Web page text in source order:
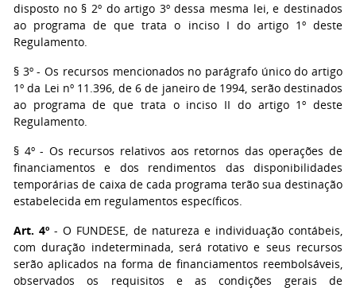
disposto no § 2º do artigo 3º dessa mesma lei, e destinados
ao programa de que trata o inciso I do artigo 1º deste
Regulamento.
§ 3º - Os recursos mencionados no parágrafo único do artigo
1º da Lei nº 11.396, de 6 de janeiro de 1994, serão destinados
ao programa de que trata o inciso II do artigo 1º deste
Regulamento.
§ 4º - Os recursos relativos aos retornos das operações de
financiamentos e dos rendimentos das disponibilidades
temporárias de caixa de cada programa terão sua destinação
estabelecida em regulamentos específicos.
Art. 4º - O FUNDESE, de natureza e individuação contábeis,
com duração indeterminada, será rotativo e seus recursos
serão aplicados na forma de financiamentos reembolsáveis,
observados os requisitos e as condições gerais de